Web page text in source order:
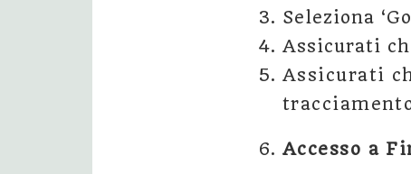
Seleziona
Assicurati
Assicurati
Accesso a